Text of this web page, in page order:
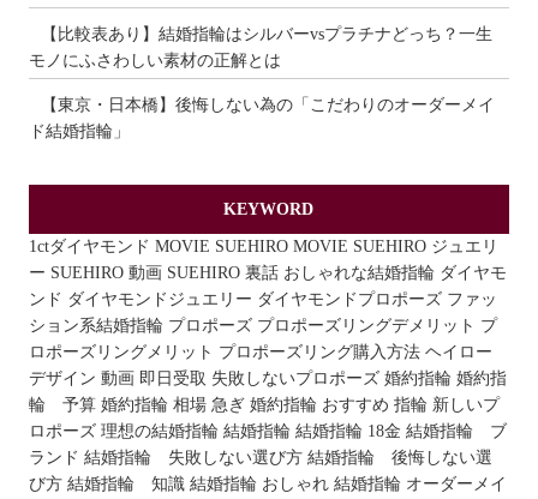
【比較表あり】結婚指輪はシルバーvsプラチナどっち？一生
モノにふさわしい素材の正解とは
【東京・日本橋】後悔しない為の「こだわりのオーダーメイ
ド結婚指輪」
KEYWORD
1ctダイヤモンド MOVIE SUEHIRO MOVIE SUEHIRO ジュエリ
ー SUEHIRO 動画 SUEHIRO 裏話 おしゃれな結婚指輪 ダイヤモ
ンド ダイヤモンドジュエリー ダイヤモンドプロポーズ ファッ
ション系結婚指輪 プロポーズ プロポーズリングデメリット プ
ロポーズリングメリット プロポーズリング購入方法 ヘイロー
デザイン 動画 即日受取 失敗しないプロポーズ 婚約指輪 婚約指
輪 予算 婚約指輪 相場 急ぎ 婚約指輪 おすすめ 指輪 新しいプ
ロポーズ 理想の結婚指輪 結婚指輪 結婚指輪 18金 結婚指輪 ブ
ランド 結婚指輪 失敗しない選び方 結婚指輪 後悔しない選
び方 結婚指輪 知識 結婚指輪 おしゃれ 結婚指輪 オーダーメイ